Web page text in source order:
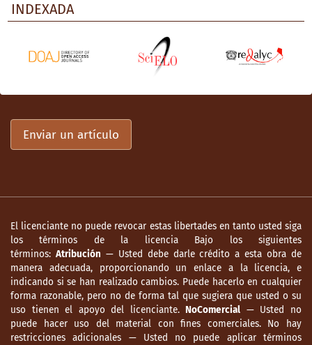
INDEXADA
Enviar un artículo
El licenciante no puede revocar estas libertades en tanto usted siga
los términos de la licencia Bajo los siguientes
términos: Atribución — Usted debe darle crédito a esta obra de
manera adecuada, proporcionando un enlace a la licencia, e
indicando si se han realizado cambios. Puede hacerlo en cualquier
forma razonable, pero no de forma tal que sugiera que usted o su
uso tienen el apoyo del licenciante.NoComercial — Usted no
puede hacer uso del material con fines comerciales. No hay
restricciones adicionales — Usted no puede aplicar términos